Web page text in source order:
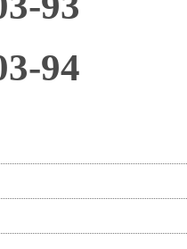
94